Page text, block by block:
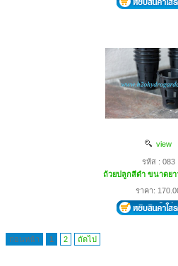
view
รหัส : 083
ถ้วยปลูกสีดำ ขนาดยา
ราคา:
ก่อนหน้า 1 2 ถัดไป